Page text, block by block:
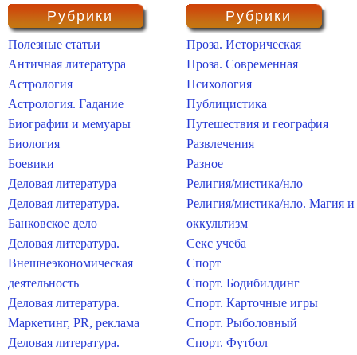
Рубрики
Полезные статьи
Античная литература
Астрология
Астрология. Гадание
Биографии и мемуары
Биология
Боевики
Деловая литература
Деловая литература.
Банковское дело
Деловая литература.
Внешнеэкономическая
деятельность
Деловая литература.
Маркетинг, PR, реклама
Деловая литература.
Рубрики
Проза. Историческая
Проза. Современная
Психология
Публицистика
Путешествия и география
Развлечения
Разное
Религия/мистика/нло
Религия/мистика/нло. Магия и
оккультизм
Секс учеба
Спорт
Спорт. Бодибилдинг
Спорт. Карточные игры
Спорт. Рыболовный
Спорт. Футбол